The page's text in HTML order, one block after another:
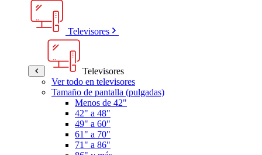
Televisores
Televisores
Ver todo en televisores
Tamaño de pantalla (pulgadas)
Menos de 42"
42" a 48"
49" a 60"
61" a 70"
71" a 86"